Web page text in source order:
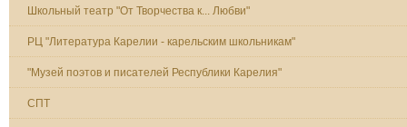
Школьный театр "От Творчества к... Любви"
РЦ "Литература Карелии - карельским школьникам"
"Музей поэтов и писателей Республики Карелия"
СПТ